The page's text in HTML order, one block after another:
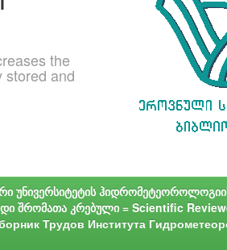
the
stored and
უნივერსიტეტის
შრომათა კრებული = Scientific
Трудов Института